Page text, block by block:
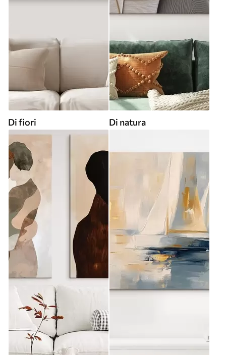
Di fiori Di natura